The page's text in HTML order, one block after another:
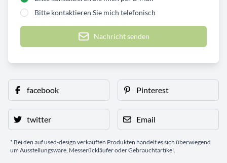
Bitte kontaktieren Sie mich telefonisch
Nachricht senden
facebook Pinterest
twitter Email
* Bei den auf used-design verkauften Produkten handelt es sich überwiegend
um Ausstellungsware, Messerückläufer oder Gebrauchtartikel.